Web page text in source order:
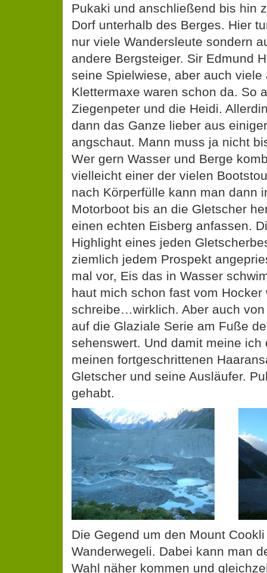
Pukaki und anschließend bis hin
Dorf unterhalb des Berges. Hier
nur viele Wandersleute sondern
andere Bergsteiger. Sir Edmund
seine Spielwiese, aber auch viele
Klettermaxe waren schon da. So
Ziegenpeter und die Heidi.
dann das Ganze lieber aus
angschaut. Mann muss ja nicht
Wer gern Wasser und Berge
vielleicht einer der vielen
nach Körperfülle kann man dann
Motorboot bis an die Gletscher
einen echten Eisberg anfassen.
Highlight eines jeden
ziemlich jedem Prospekt
mal vor, Eis das in Wasser
haut mich schon fast vom Hocker
schreibe…wirklich. Aber auch
auf die Glaziale Serie am Fuße
sehenswert. Und damit meine ich
meinen fortgeschrittenen
Gletscher und seine Ausläufer.
gehabt.
Die Gegend um den Mount
Wanderwegeli. Dabei kann man
Wahl näher kommen und